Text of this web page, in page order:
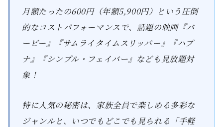
月額たったの600円（年額5,900円）という圧倒
的なコストパフォーマンスで、話題の映画『バ
ービー』『サムライタイムスリッパー』『ハプ
ナ』『シンプル・フェイバー』なども見放題対
象！
特に人気の秘密は、家族全員で楽しめる多彩な
ジャンルと、いつでもどこでも見られる「手軽